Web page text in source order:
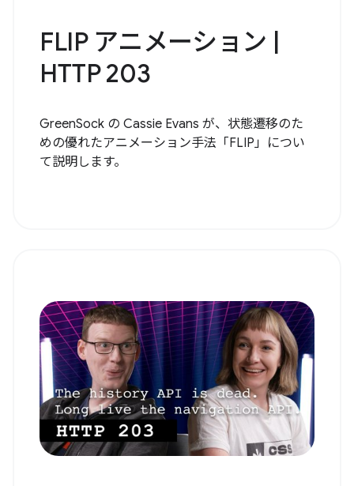
FLIP アニメーション |
HTTP 203
GreenSock の Cassie Evans が、状態遷移のた
めの優れたアニメーション手法「FLIP」につい
て説明します。